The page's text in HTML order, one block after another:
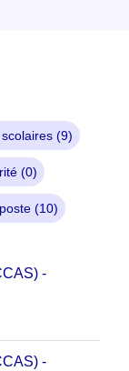
(9)
(0)
(10)